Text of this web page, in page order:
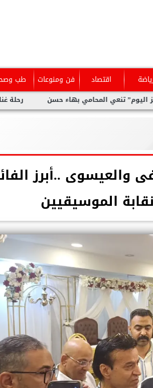
اقتصاد فن ومنوعات طب
رحلة غنائية عاليمة ل نيفين بهاء حسن
والعيسوى ..أبرز
الموسيقيين